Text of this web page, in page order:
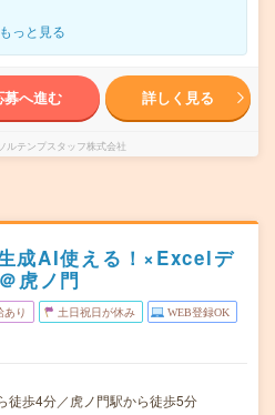
もっと見る
募へ進む 詳しく見る
ルテンプスタッフ株式会社
成AI使える！×Excelデ
虎ノ門
あり 土日祝日が休み WEB登録OK
徒歩4分／虎ノ門駅から徒歩5分